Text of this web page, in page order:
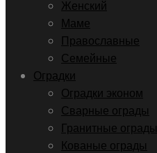
Женский
Маме
Православные
Семейные
Оградки
Оградки эконом
Сварные ограды
Гранитные ограды
Кованые ограды